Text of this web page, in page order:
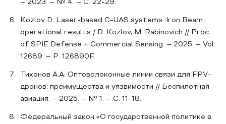
– 2023. – № 4. – С. 22-29.
Kozlov D. Laser-based C-UAS systems: Iron Beam
operational results / D. Kozlov, M. Rabinovich // Proc.
of SPIE Defense + Commercial Sensing. – 2025. – Vol.
12689. – P. 126890F.
Тихонов А.А. Оптоволоконные линии связи для FPV-
дронов: преимущества и уязвимости // Беспилотная
авиация. – 2025. – № 1. – С. 11-18.
Федеральный закон «О государственной политике в